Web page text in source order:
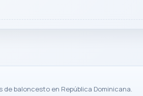
baloncesto en República Dominicana.